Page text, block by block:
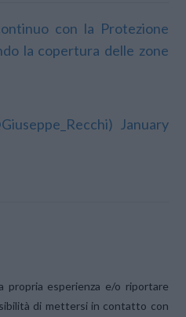
con la Protezione
la copertura delle zone
January
propria esperienza e/o riportare
di mettersi in contatto con